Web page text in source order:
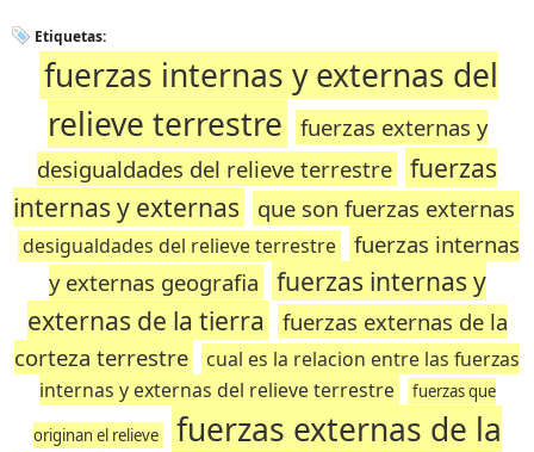
Etiquetas:
fuerzas internas y externas del
relieve terrestre
fuerzas externas y
desigualdades del relieve terrestre fuerzas
internas y externas
que son fuerzas externas
desigualdades del relieve terrestre
fuerzas internas
y externas geografia
fuerzas internas y
externas de la tierra
fuerzas externas de la
corteza terrestre
cual es la relacion entre las fuerzas
internas y externas del relieve terrestre
fuerzas que
originan el relieve
fuerzas externas de la